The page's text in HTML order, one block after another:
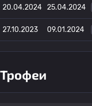
20.04.2024 25.04.2024
27.10.2023 09.01.2024
Трофеи